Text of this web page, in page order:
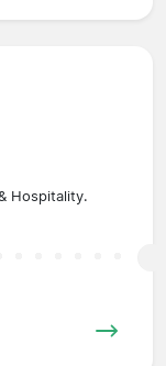
Hospitality.